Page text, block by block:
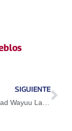
SIGUIENTE
Zulia: Comunidad Wayuu La Roxana en Mara es beneficiada con el servicio eléctrico